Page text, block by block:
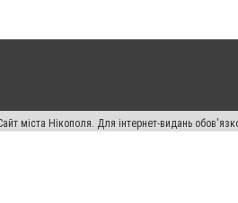
міста Нікополя. Для інтернет-видань